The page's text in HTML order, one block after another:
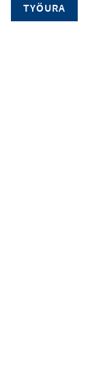
TYÖURA